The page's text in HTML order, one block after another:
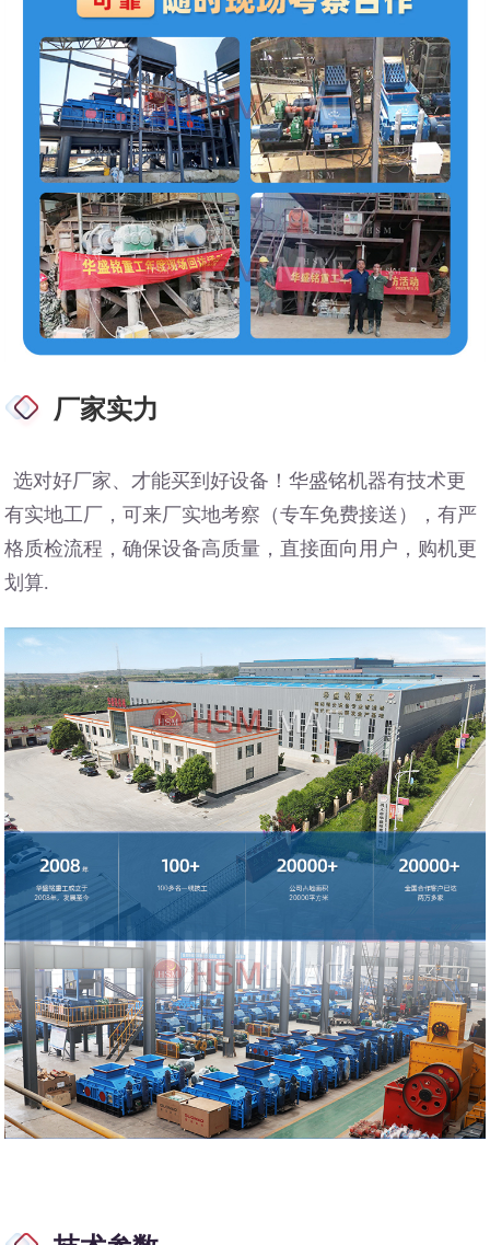
厂家实力
选对好厂家、才能买到好设备！华盛铭机器有技术更
有实地工厂，可来厂实地考察（专车免费接送），有严
格质检流程，确保设备高质量，直接面向用户，购机更
划算.